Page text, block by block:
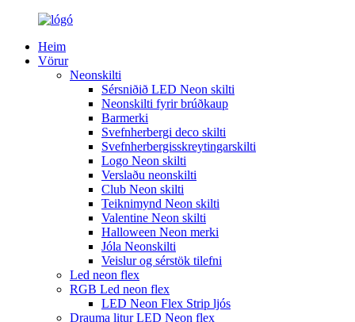
Heim
Vörur
Neonskilti
Sérsniðið LED Neon skilti
Neonskilti fyrir brúðkaup
Barmerki
Svefnherbergi deco skilti
Svefnherbergisskreytingarskilti
Logo Neon skilti
Verslaðu neonskilti
Club Neon skilti
Teiknimynd Neon skilti
Valentine Neon skilti
Halloween Neon merki
Jóla Neonskilti
Veislur og sérstök tilefni
Led neon flex
RGB Led neon flex
LED Neon Flex Strip ljós
Drauma litur LED Neon flex